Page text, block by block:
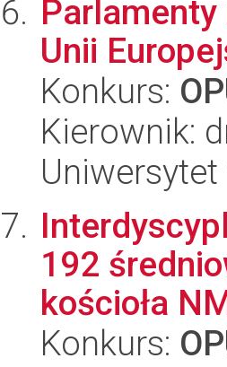
Unii
Konkurs:
Kierownik:
Uniwersytet
192
kościoła
Konkurs: